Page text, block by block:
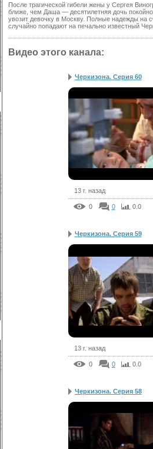
После трагической гибели жены у Сергея
ближе, чем Даша — десятилетняя дочь
увозит девочку в Москву. Полные надежды на
случайно попадают на печально известный
Видео этого канала:
Черкизона. Серия 60
13 г. назад
0 0 0.0
Черкизона. Серия 59
13 г. назад
0 0 0.0
Черкизона. Серия 58